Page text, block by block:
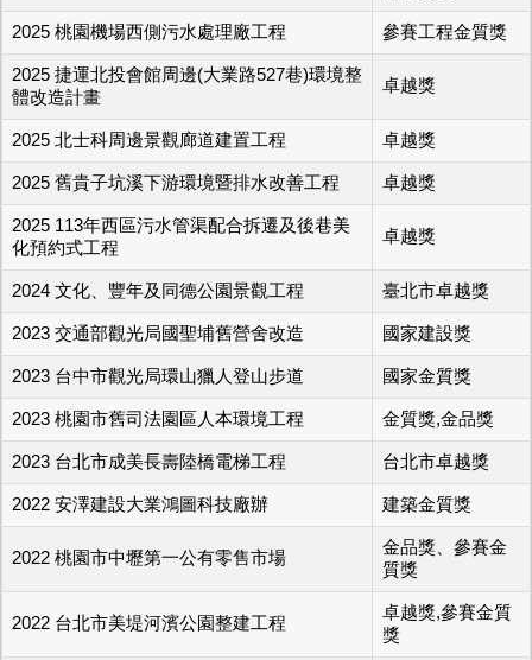
2025 桃園機場西側污水處理廠工程 參賽工程金質獎
2025 捷運北投會館周邊(大業路527巷)環境整
體改造計畫
卓越獎
2025 北士科周邊景觀廊道建置工程 卓越獎
2025 舊貴子坑溪下游環境暨排水改善工程 卓越獎
2025 113年西區污水管渠配合拆遷及後巷美
化預約式工程
卓越獎
2024 文化、豐年及同德公園景觀工程 臺北市卓越獎
2023 交通部觀光局國聖埔舊營舍改造 國家建設獎
2023 台中市觀光局環山獵人登山步道 國家金質獎
2023 桃園市舊司法園區人本環境工程 金質獎,金品獎
2023 台北市成美長壽陸橋電梯工程 台北市卓越獎
2022 安澤建設大業鴻圖科技廠辦 建築金質獎
2022 桃園市中壢第一公有零售市場
金品獎、參賽金
質獎
2022 台北市美堤河濱公園整建工程
卓越獎,參賽金質
獎